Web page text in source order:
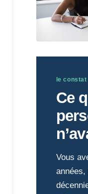
le constat
Ce
Vous
années,